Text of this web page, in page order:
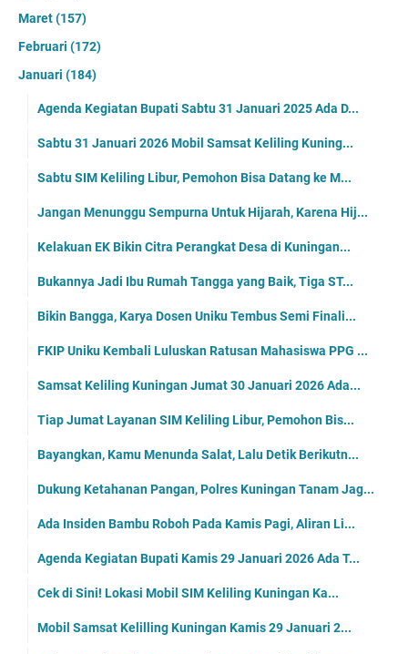
Maret(157)
Februari (172)
Januari (184)
Agenda Kegiatan Bupati Sabtu 31 Januari 2025 Ada D...
Sabtu 31 Januari 2026 Mobil Samsat Keliling Kuning...
Sabtu SIM Keliling Libur, Pemohon Bisa Datang ke M...
Jangan Menunggu Sempurna Untuk Hijarah, Karena Hij...
Kelakuan EK Bikin Citra Perangkat Desa di Kuningan...
Bukannya Jadi Ibu Rumah Tangga yang Baik, Tiga ST...
Bikin Bangga, Karya Dosen Uniku Tembus Semi Finali...
FKIP Uniku Kembali Luluskan Ratusan Mahasiswa PPG ...
Samsat Keliling Kuningan Jumat 30 Januari 2026 Ada...
Tiap Jumat Layanan SIM Keliling Libur, Pemohon Bis...
Bayangkan, Kamu Menunda Salat, Lalu Detik Berikutn...
Dukung Ketahanan Pangan, Polres Kuningan Tanam Jag...
Ada Insiden Bambu Roboh Pada Kamis Pagi, Aliran Li...
Agenda Kegiatan Bupati Kamis 29 Januari 2026 Ada T...
Cek di Sini! Lokasi Mobil SIM Keliling Kuningan Ka...
Mobil Samsat Kelilling Kuningan Kamis 29 Januari 2...